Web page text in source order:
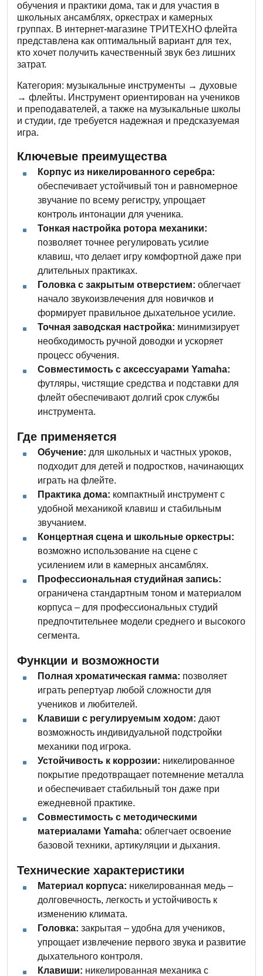
обучения и практики дома, так и для участия в
школьных ансамблях, оркестрах и камерных
группах. В интернет-магазине ТРИТЕХНО флейта
представлена как оптимальный вариант для тех,
кто хочет получить качественный звук без лишних
затрат.
Категория: музыкальные инструменты → духовые
→ флейты. Инструмент ориентирован на учеников
и преподавателей, а также на музыкальные школы
и студии, где требуется надежная и предсказуемая
игра.
Ключевые преимущества
Корпус из никелированного серебра:
обеспечивает устойчивый тон и равномерное
звучание по всему регистру, упрощает
контроль интонации для ученика.
Тонкая настройка ротора механики:
позволяет точнее регулировать усилие
клавиш, что делает игру комфортной даже при
длительных практиках.
Головка с закрытым отверстием: облегчает
начало звукоизвлечения для новичков и
формирует правильное дыхательное усилие.
Точная заводская настройка: минимизирует
необходимость ручной доводки и ускоряет
процесс обучения.
Совместимость с аксессуарами Yamaha:
футляры, чистящие средства и подставки для
флейт обеспечивают долгий срок службы
инструмента.
Где применяется
Обучение: для школьных и частных уроков,
подходит для детей и подростков, начинающих
играть на флейте.
Практика дома: компактный инструмент с
удобной механикой клавиш и стабильным
звучанием.
Концертная сцена и школьные оркестры:
возможно использование на сцене с
усилением или в камерных ансамблях.
Профессиональная студийная запись:
ограничена стандартным тоном и материалом
корпуса – для профессиональных студий
предпочтительнее модели среднего и высокого
сегмента.
Функции и возможности
Полная хроматическая гамма: позволяет
играть репертуар любой сложности для
учеников и любителей.
Клавиши с регулируемым ходом: дают
возможность индивидуальной подстройки
механики под игрока.
Устойчивость к коррозии: никелированное
покрытие предотвращает потемнение металла
и обеспечивает стабильный тон даже при
ежедневной практике.
Совместимость с методическими
материалами Yamaha: облегчает освоение
базовой техники, артикуляции и дыхания.
Технические характеристики
Материал корпуса: никелированная медь –
долговечность, легкость и устойчивость к
изменению климата.
Головка: закрытая – удобна для учеников,
упрощает извлечение первого звука и развитие
дыхательного контроля.
Клавиши: никелированная механика с